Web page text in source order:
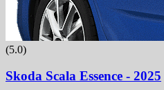
(5.0)
Skoda Scala Essence - 2025